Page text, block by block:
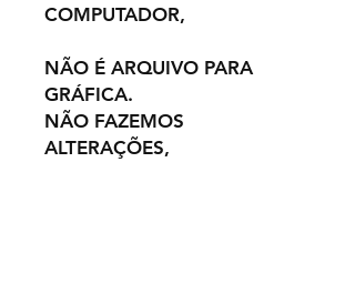
COMPUTADOR,
NÃO É ARQUIVO PARA
GRÁFICA.
NÃO FAZEMOS
ALTERAÇÕES,